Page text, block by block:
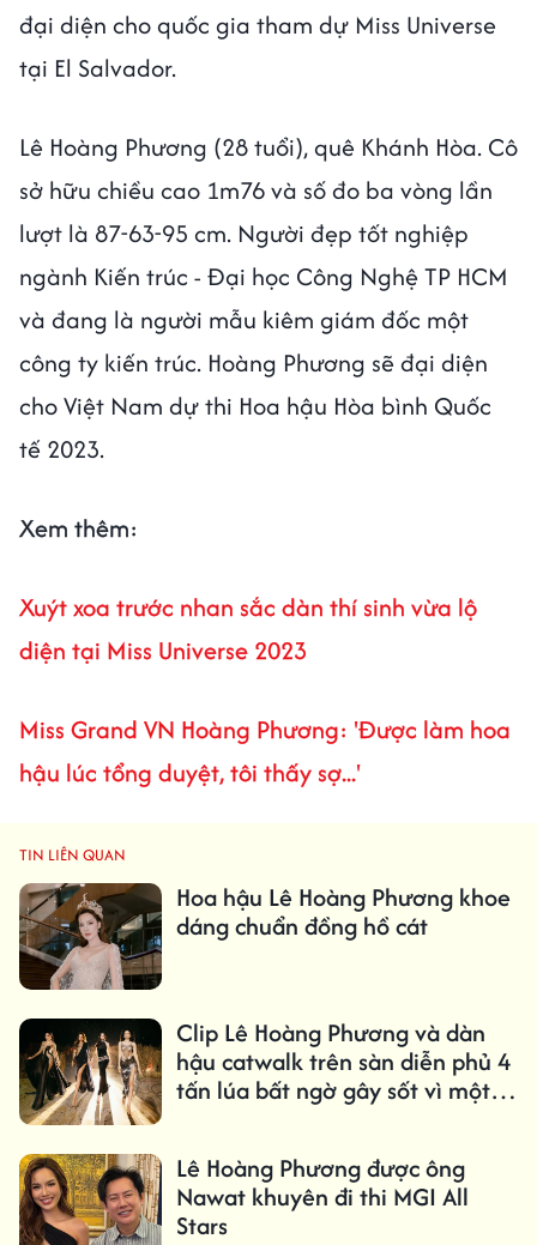
đại diện cho quốc gia tham dự Miss Universe
tại El Salvador.
Lê Hoàng Phương (28 tuổi), quê Khánh Hòa. Cô
sở hữu chiều cao 1m76 và số đo ba vòng lần
lượt là 87-63-95 cm. Người đẹp tốt nghiệp
ngành Kiến trúc - Đại học Công Nghệ TP HCM
và đang là người mẫu kiêm giám đốc một
công ty kiến trúc. Hoàng Phương sẽ đại diện
cho Việt Nam dự thi Hoa hậu Hòa bình Quốc
tế 2023.
Xem thêm:
Xuýt xoa trước nhan sắc dàn thí sinh vừa lộ
diện tại Miss Universe 2023
Miss Grand VN Hoàng Phương: 'Được làm hoa
hậu lúc tổng duyệt, tôi thấy sợ...'
TIN LIÊN QUAN
Hoa hậu Lê Hoàng Phương khoe
dáng chuẩn đồng hồ cát
Clip Lê Hoàng Phương và dàn
hậu catwalk trên sàn diễn phủ 4
tấn lúa bất ngờ gây sốt vì một
Lê Hoàng Phương được ông
Nawat khuyên đi thi MGI All
Stars